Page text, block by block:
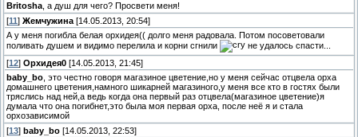
Britosha , а душ для чего? Просвети меня!
[11 ] Жемчужина [14.05.2013, 20:54]
А у меня погибла белая орхидея(( долго меня радовала. Потом посоветовали
поливать душем и видимо перелила и корни сгнили
не удалось спасти...
[12] Орхидея0 [14.05.2013, 21:45]
baby_bo , это честно говоря магазиное цветение,но у меня сейчас отцвела орха
домашнего цветения,намного шикарней магазиного,у меня все кто в гостях были
тряслись над ней,а ведь когда она первый раз отцвела(магазиное цветение)я
думала что она погибнет,это была моя первая орха, после неё я и стала
орхозависимой
[13] baby_bo [14.05.2013, 22:53]